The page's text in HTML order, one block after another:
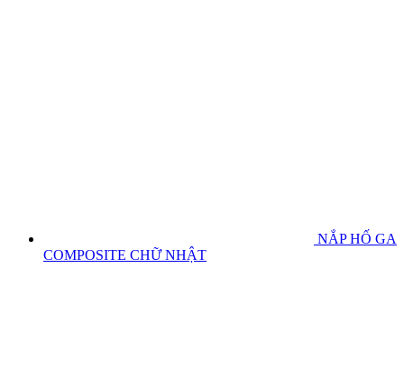
NẮP HỐ GA
COMPOSITE CHỮ NHẬT